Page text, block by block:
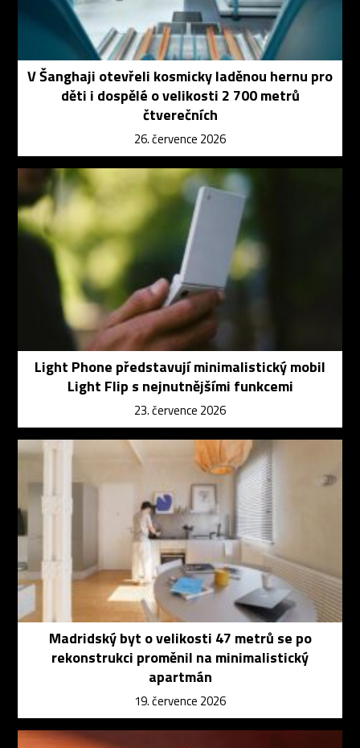
V Šanghaji otevřeli kosmicky laděnou hernu pro
děti i dospělé o velikosti 2 700 metrů
čtverečních
26. července 2026
Light Phone představují minimalistický mobil
Light Flip s nejnutnějšími funkcemi
23. července 2026
Madridský byt o velikosti 47 metrů se po
rekonstrukci proměnil na minimalistický
apartmán
19. července 2026